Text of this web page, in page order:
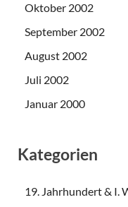
Oktober 2002
September 2002
August 2002
Juli 2002
Januar 2000
Kategorien
19. Jahrhundert & I.